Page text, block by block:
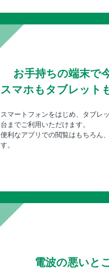
お手持ちの端末で
スマホもタブレット
スマートフォンをはじめ、タブレ
台までご利用いただけます。
便利なアプリでの閲覧はもちろん
す。
電波の悪いと